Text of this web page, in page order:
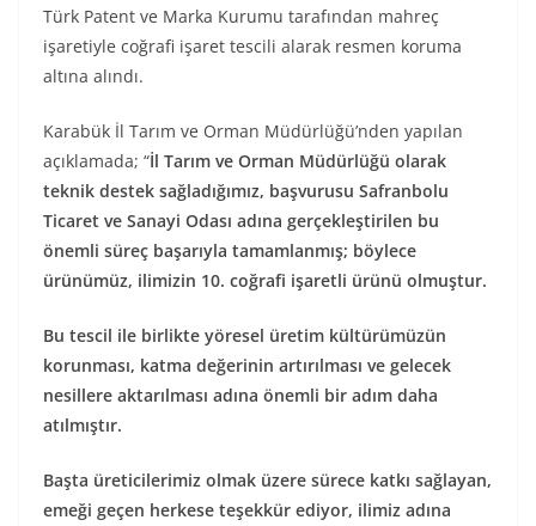
Türk Patent ve Marka Kurumu tarafından mahreç
işaretiyle coğrafi işaret tescili alarak resmen koruma
altına alındı.
Karabük İl Tarım ve Orman Müdürlüğü’nden yapılan
açıklamada; “İl Tarım ve Orman Müdürlüğü olarak
teknik destek sağladığımız, başvurusu Safranbolu
Ticaret ve Sanayi Odası adına gerçekleştirilen bu
önemli süreç başarıyla tamamlanmış; böylece
ürünümüz, ilimizin 10. coğrafi işaretli ürünü olmuştur.
Bu tescil ile birlikte yöresel üretim kültürümüzün
korunması, katma değerinin artırılması ve gelecek
nesillere aktarılması adına önemli bir adım daha
atılmıştır.
Başta üreticilerimiz olmak üzere sürece katkı sağlayan,
emeği geçen herkese teşekkür ediyor, ilimiz adına